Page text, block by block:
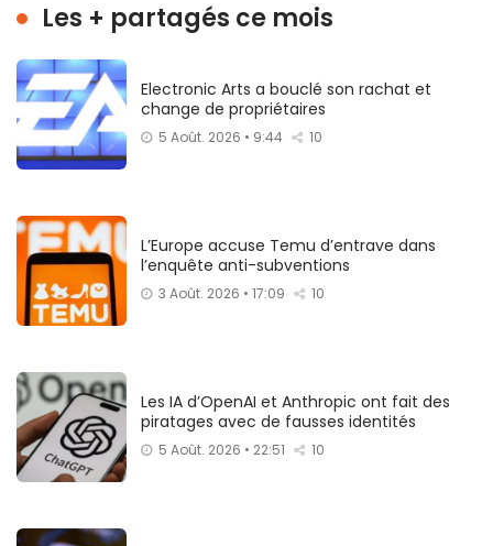
Les + partagés ce mois
Electronic Arts a bouclé son rachat et
change de propriétaires
5 Août. 2026 • 9:44 10
L’Europe accuse Temu d’entrave dans
l’enquête anti-subventions
3 Août. 2026 • 17:09 10
Les IA d’OpenAI et Anthropic ont fait des
piratages avec de fausses identités
5 Août. 2026 • 22:51 10